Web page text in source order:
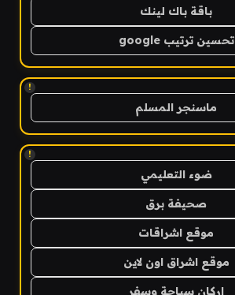
باقة باك لينك
تحسين ترتيب google
!
ماسنجر المسلم
!
ضوء التعليمي
صحيفة برق
موقع اشراقات
موقع اشراق اون لاين
اركان سياحة وسفر